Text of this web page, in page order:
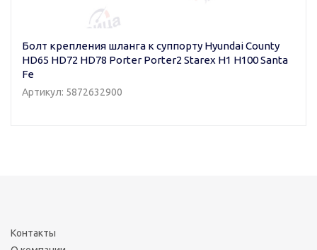
Болт крепления шланга к суппорту Hyundai County
HD65 HD72 HD78 Porter Porter2 Starex H1 H100 Santa
Fe
Артикул: 5872632900
Контакты